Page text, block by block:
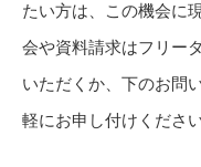
たい方は、この機会に
会や資料請求はフリー
いただくか、下のお問
軽にお申し付けください